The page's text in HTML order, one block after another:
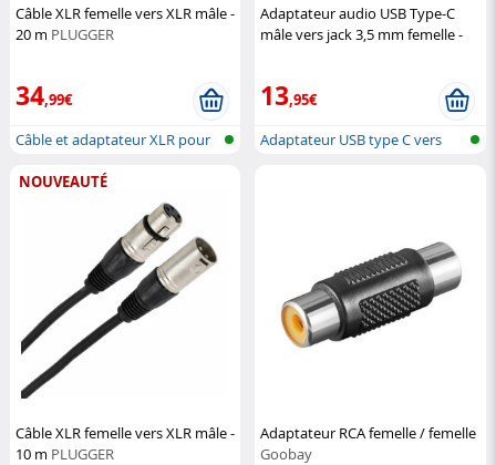
Câble XLR femelle vers XLR mâle -
20 m PLUGGER
34,99€
Câble et adaptateur XLR pour
Adaptateur audio USB Type-C
mâle vers jack 3,5 mm femelle -
13,95€
Adaptateur USB type C vers
NOUVEAUTÉ
Câble XLR femelle vers XLR mâle -
10 m PLUGGER
Adaptateur RCA femelle / femelle
Goobay